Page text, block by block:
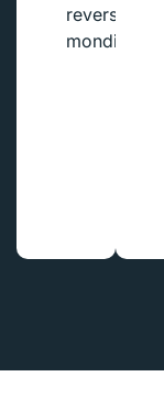
reverse
mondial